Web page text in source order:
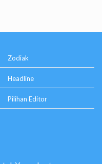
Zodiak
Headline
Pilihan Editor